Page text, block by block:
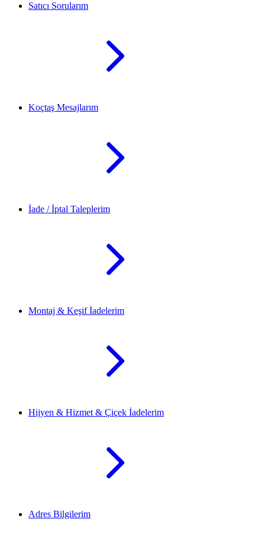
Satıcı Sorularım
Koçtaş Mesajlarım
İade / İptal Taleplerim
Montaj & Keşif İadelerim
Hijyen & Hizmet & Çiçek İadelerim
Adres Bilgilerim